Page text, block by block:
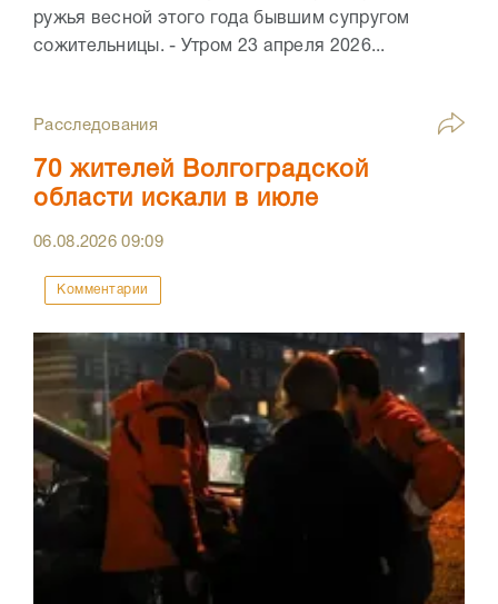
ружья весной этого года бывшим супругом
сожительницы. - Утром 23 апреля 2026...
Расследования
70 жителей Волгоградской
области искали в июле
06.08.202609:09
Комментарии